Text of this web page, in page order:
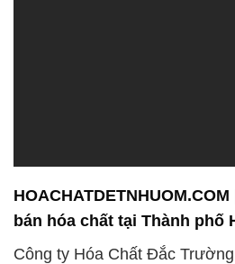
bán hóa chất tại Thành phố
Công ty Hóa Chất Đắc